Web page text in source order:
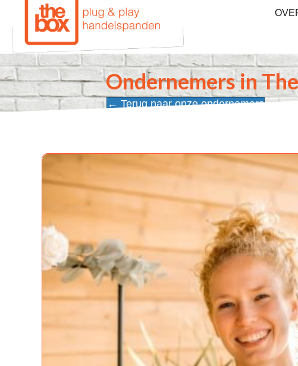
Ondernemers in
← Terug naar onze ondernemers